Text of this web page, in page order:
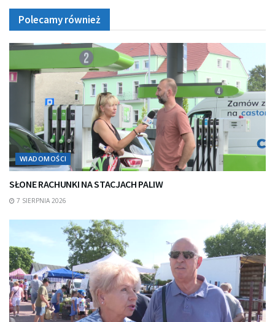
Polecamy również
WIADOMOŚCI
SŁONE RACHUNKI NA STACJACH PALIW
7 SIERPNIA 2026